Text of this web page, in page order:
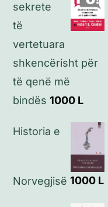
sekrete
të
vertetuara
shkencërisht për
të qenë më
bindës 1000 L
Historia e
Norvegjisë 1000 L